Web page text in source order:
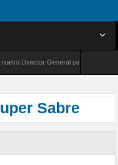
General para América Latina
Sabre